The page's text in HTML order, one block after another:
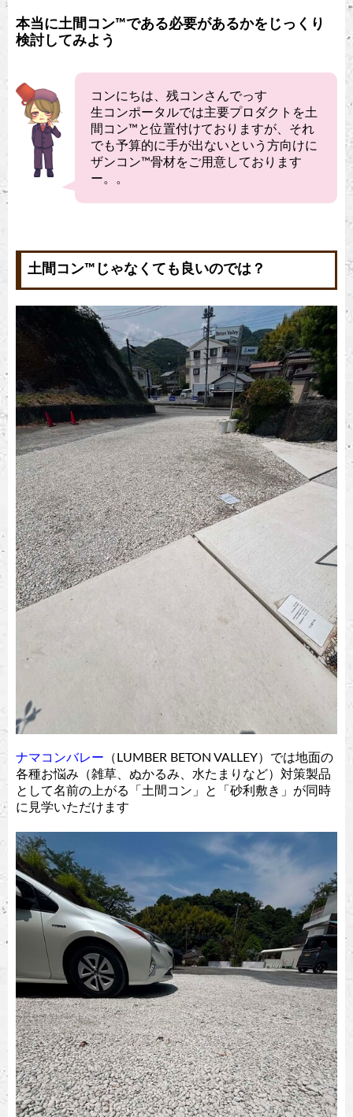
本当に土間コン™︎である必要があるかをじっくり
検討してみよう
コンにちは、残コンさんでっす
生コンポータルでは主要プロダクトを土
間コン™︎と位置付けておりますが、それ
でも予算的に手が出ないという方向けに
ザンコン™︎骨材をご用意しております
ー。。
土間コン™︎じゃなくても良いのでは？
ナマコンバレー （LUMBER BETON VALLEY）では地面の
各種お悩み（雑草、ぬかるみ、水たまりなど）対策製品
として名前の上がる「土間コン」と「砂利敷き」が同時
に見学いただけます